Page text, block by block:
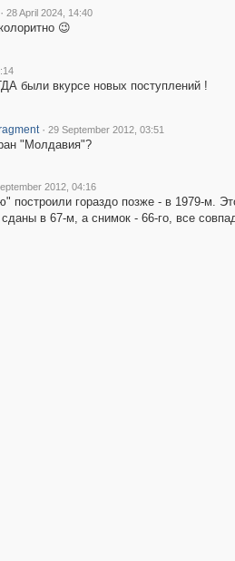
· 28 April 2024, 14:40
😉
были вкурсе новых поступлений !
· 29 September 2012, 03:51
"Молдавия"?
2012, 04:16
построили гораздо позже - в 1979-м.
в 67-м, а снимок - 66-го, все